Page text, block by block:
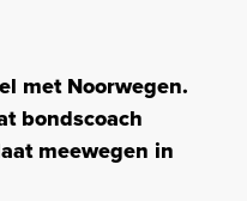
met Noorwegen.
bondscoach
meewegen in